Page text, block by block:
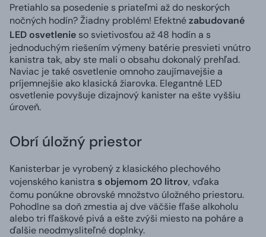
Pretiahlo sa posedenie s priateľmi až do neskorých
nočných hodín? Žiadny problém! Efektnézabudované
LED osvetlenie so svietivosťou až 48 hodín a s
jednoduchým riešením výmeny batérie presvieti vnútro
kanistra tak, aby ste mali o obsahu dokonalý prehľad.
Naviac je také osvetlenie omnoho zaujímavejšie a
príjemnejšie ako klasická žiarovka. Elegantné LED
osvetlenie povyšuje dizajnový kanister na ešte vyššiu
úroveň.
Obrí úložný priestor
Kanisterbar je vyrobený z klasického plechového
vojenského kanistra s objemom 20 litrov, vďaka
čomu ponúkne obrovské množstvo úložného priestoru.
Pohodlne sa doň zmestia aj dve väčšie fľaše alkoholu
alebo tri fľaškové pivá a ešte zvýši miesto na poháre a
ďalšie neodmysliteľné doplnky.